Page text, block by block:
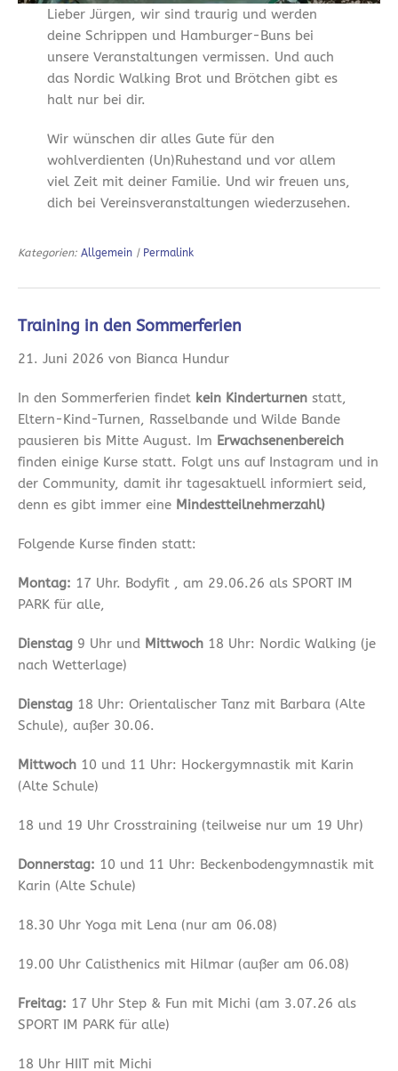
Lieber Jürgen, wir sind traurig und werden
deine Schrippen und Hamburger-Buns bei
unsere Veranstaltungen vermissen. Und auch
das Nordic Walking Brot und Brötchen gibt es
halt nur bei dir.
Wir wünschen dir alles Gute für den
wohlverdienten (Un)Ruhestand und vor allem
viel Zeit mit deiner Familie. Und wir freuen uns,
dich bei Vereinsveranstaltungen wiederzusehen.
Kategorien: Allgemein | Permalink
Training in den Sommerferien
21. Juni 2026 von Bianca Hundur
In den Sommerferien findet kein Kinderturnen statt,
Eltern-Kind-Turnen, Rasselbande und Wilde Bande
pausieren bis Mitte August. Im Erwachsenenbereich
finden einige Kurse statt. Folgt uns auf Instagram und in
der Community, damit ihr tagesaktuell informiert seid,
denn es gibt immer eine Mindestteilnehmerzahl)
Folgende Kurse finden statt:
Montag: 17 Uhr. Bodyfit , am 29.06.26 als SPORT IM
PARK für alle,
Dienstag 9 Uhr und Mittwoch 18 Uhr: Nordic Walking (je
nach Wetterlage)
Dienstag 18 Uhr: Orientalischer Tanz mit Barbara (Alte
Schule), außer 30.06.
Mittwoch 10 und 11 Uhr: Hockergymnastik mit Karin
(Alte Schule)
18 und 19 Uhr Crosstraining (teilweise nur um 19 Uhr)
Donnerstag: 10 und 11 Uhr: Beckenbodengymnastik mit
Karin (Alte Schule)
18.30 Uhr Yoga mit Lena (nur am 06.08)
19.00 Uhr Calisthenics mit Hilmar (außer am 06.08)
Freitag: 17 Uhr Step & Fun mit Michi (am 3.07.26 als
SPORT IM PARK für alle)
18 Uhr HIIT mit Michi